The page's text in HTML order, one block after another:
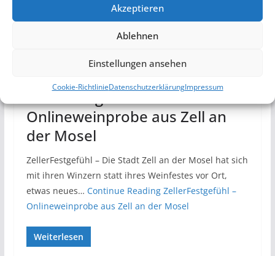
Akzeptieren
Ablehnen
Einstellungen ansehen
Cookie-RichtlinieDatenschutzerklärungImpressum
ZellerFestgefühl –
Onlineweinprobe aus Zell an
der Mosel
ZellerFestgefühl – Die Stadt Zell an der Mosel hat sich
mit ihren Winzern statt ihres Weinfestes vor Ort,
etwas neues… Continue ReadingZellerFestgefühl –
Onlineweinprobe aus Zell an der Mosel
Weiterlesen